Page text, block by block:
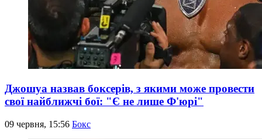
Джошуа назвав боксерів, з якими може провести
свої найближчі бої: "Є не лише Ф'юрі"
09 червня, 15:56 Бокс